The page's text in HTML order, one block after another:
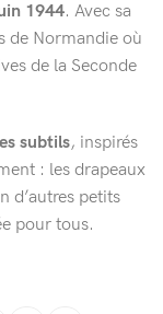
1944. Avec sa
de Normandie où
de la Seconde
subtils, inspirés
: les drapeaux
d’autres petits
pour tous.